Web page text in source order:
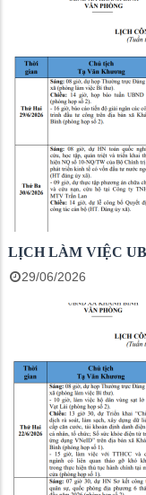
LỊCH LÀM VIỆC
29/06/2026